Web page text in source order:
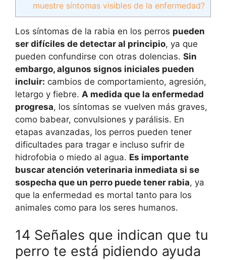
muestre síntomas visibles de la enfermedad?
Los síntomas de la rabia en los perros pueden
ser difíciles de detectar al principio, ya que
pueden confundirse con otras dolencias. Sin
embargo, algunos signos iniciales pueden
incluir: cambios de comportamiento, agresión,
letargo y fiebre. A medida que la enfermedad
progresa, los síntomas se vuelven más graves,
como babear, convulsiones y parálisis. En
etapas avanzadas, los perros pueden tener
dificultades para tragar e incluso sufrir de
hidrofobia o miedo al agua. Es importante
buscar atención veterinaria inmediata si se
sospecha que un perro puede tener rabia, ya
que la enfermedad es mortal tanto para los
animales como para los seres humanos.
14 Señales que indican que tu
perro te está pidiendo ayuda